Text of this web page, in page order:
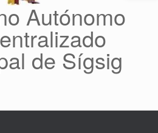
Autónomo
de Sígsig